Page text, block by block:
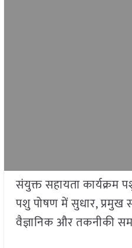
संयुक्त सहायता कार्यक्रम
पशु पोषण में सुधार, प्रमुख
वैज्ञानिक और तकनीकी